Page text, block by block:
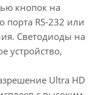
кнопок на
порта RS-232 или
Светодиоды на
устройство,
Ultra HD